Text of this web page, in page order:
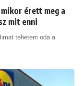
érett meg a
mit enni
tehetem oda a